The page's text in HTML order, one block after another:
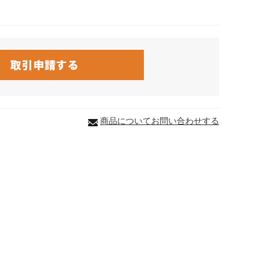
商品についてお問い合わせする